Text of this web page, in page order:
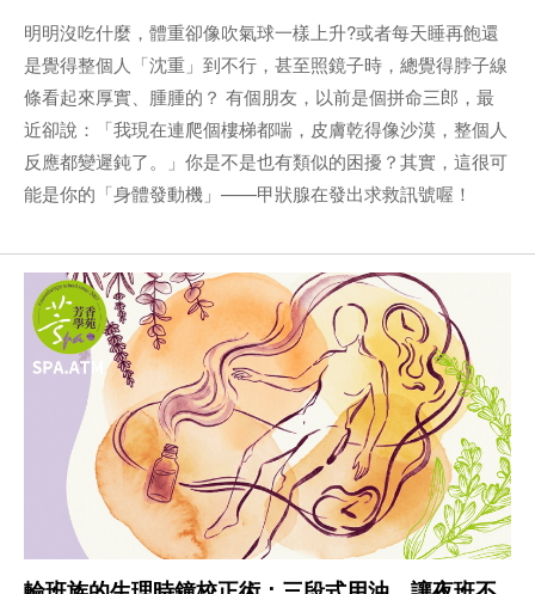
明明沒吃什麼，體重卻像吹氣球一樣上升?或者每天睡再飽還
是覺得整個人「沈重」到不行，甚至照鏡子時，總覺得脖子線
條看起來厚實、腫腫的？ 有個朋友，以前是個拼命三郎，最
近卻說：「我現在連爬個樓梯都喘，皮膚乾得像沙漠，整個人
反應都變遲鈍了。」你是不是也有類似的困擾？其實，這很可
能是你的「身體發動機」——甲狀腺在發出求救訊號喔！